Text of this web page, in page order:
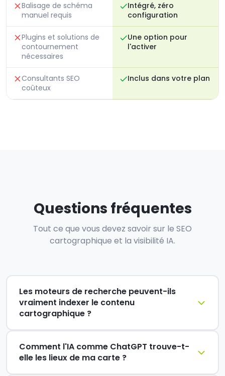
Balisage de schéma
manuel requis
Intégré, zéro
configuration
Plugins et solutions de
contournement
nécessaires
Une option pour
l'activer
Consultants SEO
coûteux
Inclus dans votre plan
Questions fréquentes
Tout ce que vous devez savoir sur le SEO
cartographique et la visibilité IA.
Les moteurs de recherche peuvent-ils
vraiment indexer le contenu
cartographique ?
Comment l'IA comme ChatGPT trouve-t-
elle les lieux de ma carte ?